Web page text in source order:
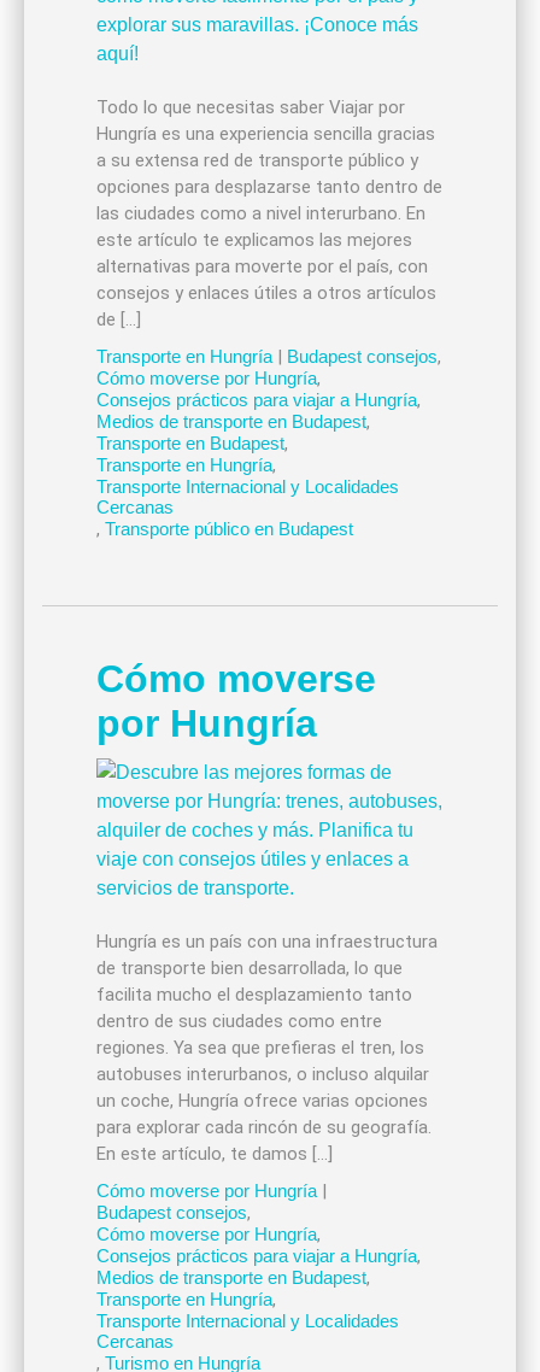
Todo lo que necesitas saber Viajar por
Hungría es una experiencia sencilla gracias
a su extensa red de transporte público y
opciones para desplazarse tanto dentro de
las ciudades como a nivel interurbano. En
este artículo te explicamos las mejores
alternativas para moverte por el país, con
consejos y enlaces útiles a otros artículos
de […]
Transporte en Hungría| Budapest consejos,
Cómo moverse por Hungría,
Consejos prácticos para viajar a Hungría,
Medios de transporte en Budapest,
Transporte en Budapest,
Transporte en Hungría,
Transporte Internacional y Localidades
Cercanas
, Transporte público en Budapest
Cómo moverse
por Hungría
Hungría es un país con una infraestructura
de transporte bien desarrollada, lo que
facilita mucho el desplazamiento tanto
dentro de sus ciudades como entre
regiones. Ya sea que prefieras el tren, los
autobuses interurbanos, o incluso alquilar
un coche, Hungría ofrece varias opciones
para explorar cada rincón de su geografía.
En este artículo, te damos […]
Cómo moverse por Hungría|
Budapest consejos,
Cómo moverse por Hungría,
Consejos prácticos para viajar a Hungría,
Medios de transporte en Budapest,
Transporte en Hungría,
Transporte Internacional y Localidades
Cercanas
, Turismo en Hungría